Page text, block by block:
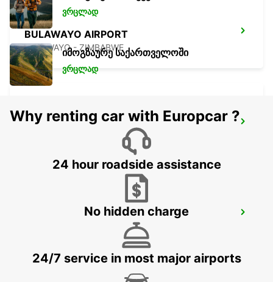
BULAWAYO AIRPORT
BULAWAYO - ZIMBABWE
LUSAKA INTERNATIONAL AIRPORT
THE GROVE RENTAL STATION
ვრცლად
იმოგზაურე საქართველოში
ვრცლად
Why renting car with Europcar ?
24 hour roadside assistance
No hidden charge
24/7 service in most major airports